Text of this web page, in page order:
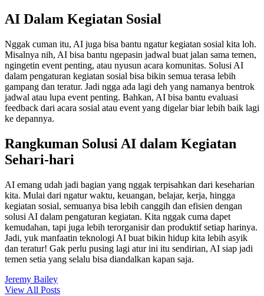
AI Dalam Kegiatan Sosial
Nggak cuman itu, AI juga bisa bantu ngatur kegiatan sosial kita loh.
Misalnya nih, AI bisa bantu ngepasin jadwal buat jalan sama temen,
ngingetin event penting, atau nyusun acara komunitas. Solusi AI
dalam pengaturan kegiatan sosial bisa bikin semua terasa lebih
gampang dan teratur. Jadi ngga ada lagi deh yang namanya bentrok
jadwal atau lupa event penting. Bahkan, AI bisa bantu evaluasi
feedback dari acara sosial atau event yang digelar biar lebih baik lagi
ke depannya.
Rangkuman Solusi AI dalam Kegiatan
Sehari-hari
AI emang udah jadi bagian yang nggak terpisahkan dari keseharian
kita. Mulai dari ngatur waktu, keuangan, belajar, kerja, hingga
kegiatan sosial, semuanya bisa lebih canggih dan efisien dengan
solusi AI dalam pengaturan kegiatan. Kita nggak cuma dapet
kemudahan, tapi juga lebih terorganisir dan produktif setiap harinya.
Jadi, yuk manfaatin teknologi AI buat bikin hidup kita lebih asyik
dan teratur! Gak perlu pusing lagi atur ini itu sendirian, AI siap jadi
temen setia yang selalu bisa diandalkan kapan saja.
Jeremy Bailey
View All Posts